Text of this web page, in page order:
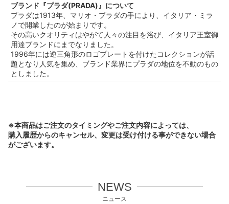
ブランド『プラダ(PRADA)』について
プラダは1913年、マリオ・プラダの手により、イタリア・ミラ
ノで開業したのが始まりです。
その高いクオリティはやがて人々の注目を浴び、イタリア王室御
用達ブランドにまでなりました。
1996年には逆三角形のロゴプレートを付けたコレクションが話
題となり人気を集め、ブランド業界にプラダの地位を不動のもの
としました。
※本商品はご注文のタイミングやご注文内容によっては、
購入履歴からのキャンセル、変更は受け付ける事ができない場合
がございます。
NEWS
ニュース